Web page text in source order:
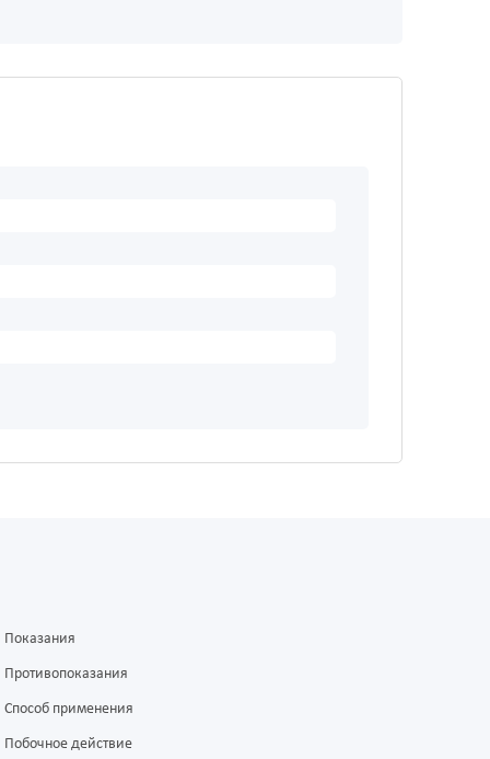
Показания
Противопоказания
Способ применения
Побочное действие